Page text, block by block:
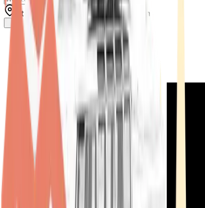
Standort wählen Versandart wählen